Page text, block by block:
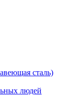
сталь)
людей